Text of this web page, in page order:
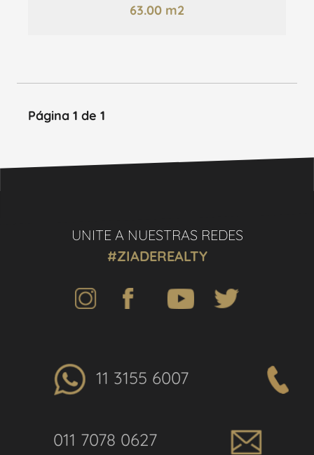
63.00 m2
Página 1 de 1
UNITE A NUESTRAS REDES
#ZIADEREALTY
11 3155 6007
011 7078 0627